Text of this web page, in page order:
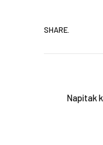
SHARE.
Napitak